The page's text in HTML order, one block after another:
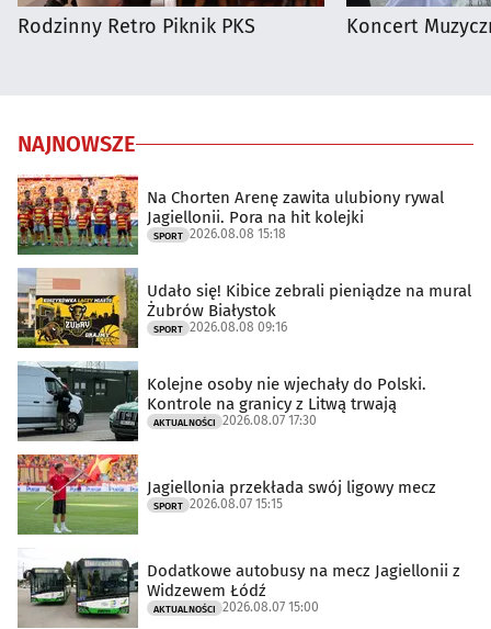
Rodzinny Retro Piknik PKS Koncert
NAJNOWSZE
Na Chorten Arenę zawita ulubiony rywal
Jagiellonii. Pora na hit kolejki
SPORT 2026.08.08 15:18
Udało się! Kibice zebrali pieniądze na mural
Żubrów Białystok
SPORT 2026.08.08 09:16
Kolejne osoby nie wjechały do Polski.
Kontrole na granicy z Litwą trwają
AKTUALNOŚCI 2026.08.07 17:30
Jagiellonia przekłada swój ligowy mecz
SPORT 2026.08.07 15:15
Dodatkowe autobusy na mecz Jagiellonii z
Widzewem Łódź
AKTUALNOŚCI 2026.08.07 15:00